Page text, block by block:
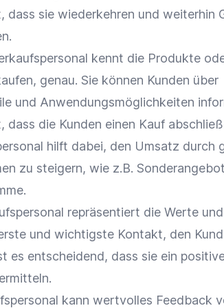
dass sie wiederkehren und weiterhin
kennt die Produkte
genau. Sie können Kunden über
und Anwendungsmöglichkeiten
dass die Kunden einen Kauf
hilft dabei, den Umsatz durch
zu steigern, wie z.B.
repräsentiert die Werte
und wichtigste Kontakt, den
es entscheidend, dass sie ein
kann wertvolles Feedback